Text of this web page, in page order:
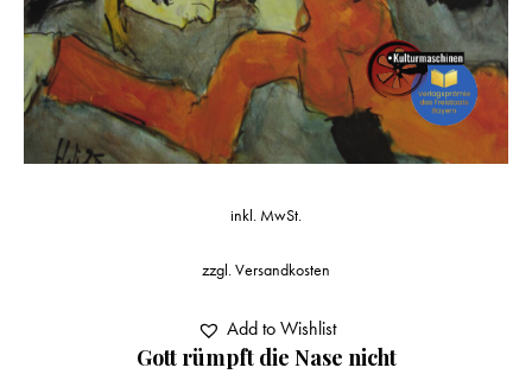
Gott rümpft die Nase nicht
inkl. MwSt.
zzgl.Versandkosten
Add to Wishlist